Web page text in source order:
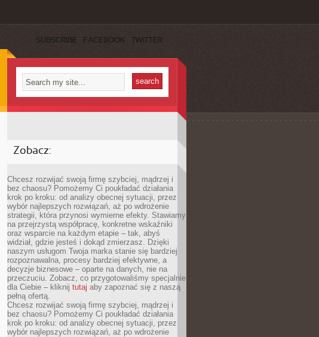
SUBSCRIBE FACEBOOK TWITTER
Zobacz:
Chcesz rozwijać swoją firmę szybciej, mądrzej i
bez chaosu? Pomożemy Ci poukładać działania
krok po kroku: od analizy obecnej sytuacji, przez
wybór najlepszych rozwiązań, aż po wdrożenie
strategii, która przynosi wymierne efekty. Stawiamy
na przejrzystą współpracę, konkretne wskaźniki
oraz wsparcie na każdym etapie – tak, abyś
widział, gdzie jesteś i dokąd zmierzasz. Dzięki
naszym usługom Twoja marka stanie się bardziej
rozpoznawalna, procesy bardziej efektywne, a
decyzje biznesowe – oparte na danych, nie na
przeczuciu. Zobacz, co przygotowaliśmy specjalnie
dla Ciebie – kliknij tutaj aby zapoznać się z naszą
pełną ofertą.
Chcesz rozwijać swoją firmę szybciej, mądrzej i
bez chaosu? Pomożemy Ci poukładać działania
krok po kroku: od analizy obecnej sytuacji, przez
wybór najlepszych rozwiązań, aż po wdrożenie